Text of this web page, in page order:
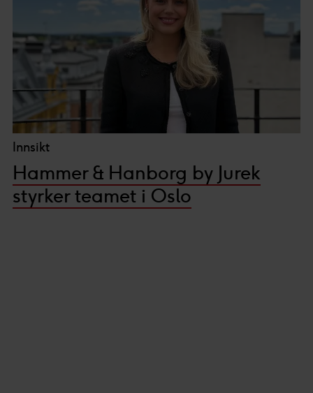
Innsikt
Hammer & Hanborg by Jurek
styrker teamet i Oslo